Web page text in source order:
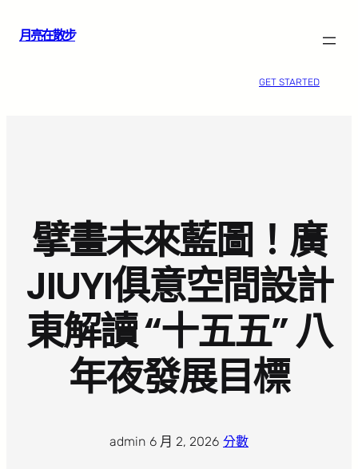
月亮在散步
GET STARTED
擘畫未來藍圖！廣
JIUYI俱意空間設計
東解讀 “十五五” 八
年夜發展目標
admin 6 月 2, 2026 分數